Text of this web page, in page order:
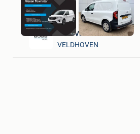
Boss Vans
VELDHOVEN